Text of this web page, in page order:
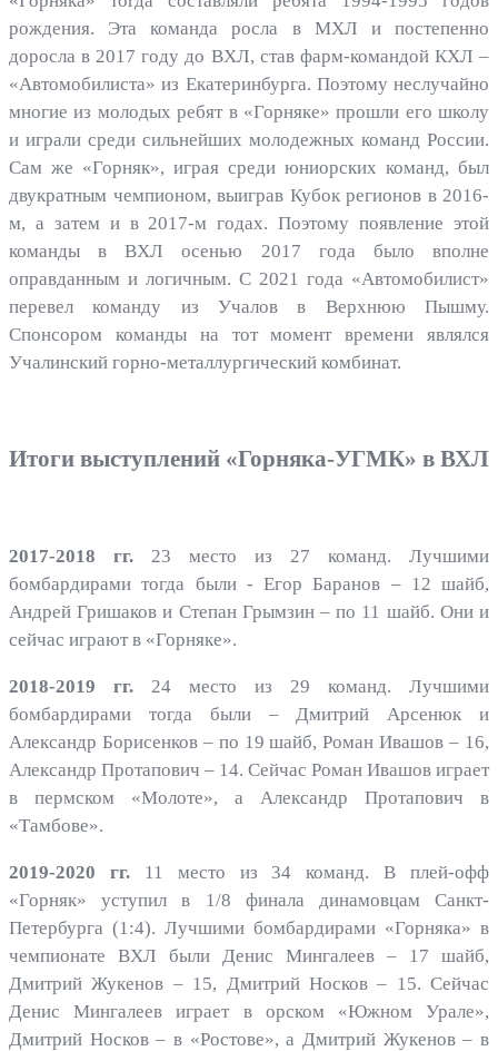
рождения. Эта команда росла в МХЛ и постепенно
доросла в 2017 году до ВХЛ, став фарм-командой КХЛ –
«Автомобилиста» из Екатеринбурга. Поэтому неслучайно
многие из молодых ребят в «Горняке» прошли его школу
и играли среди сильнейших молодежных команд России.
Сам же «Горняк», играя среди юниорских команд, был
двукратным чемпионом, выиграв Кубок регионов в 2016-
м, а затем и в 2017-м годах. Поэтому появление этой
команды в ВХЛ осенью 2017 года было вполне
оправданным и логичным. С 2021 года «Автомобилист»
перевел команду из Учалов в Верхнюю Пышму.
Спонсором команды на тот момент времени являлся
Учалинский горно-металлургический комбинат.
Итоги выступлений «Горняка-УГМК» в ВХЛ
2017-2018 гг. 23 место из 27 команд. Лучшими
бомбардирами тогда были - Егор Баранов – 12 шайб,
Андрей Гришаков и Степан Грымзин – по 11 шайб. Они и
сейчас играют в «Горняке».
2018-2019 гг. 24 место из 29 команд. Лучшими
бомбардирами тогда были – Дмитрий Арсенюк и
Александр Борисенков – по 19 шайб, Роман Ивашов – 16,
Александр Протапович – 14. Сейчас Роман Ивашов играет
в пермском «Молоте», а Александр Протапович в
«Тамбове».
2019-2020 гг. 11 место из 34 команд. В плей-офф
«Горняк» уступил в 1/8 финала динамовцам Санкт-
Петербурга (1:4). Лучшими бомбардирами «Горняка» в
чемпионате ВХЛ были Денис Мингалеев – 17 шайб,
Дмитрий Жукенов – 15, Дмитрий Носков – 15. Сейчас
Денис Мингалеев играет в орском «Южном Урале»,
Дмитрий Носков – в «Ростове», а Дмитрий Жукенов – в